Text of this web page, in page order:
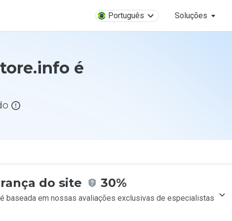
Português Soluções
é
do site 30%
baseada em nossas avaliações exclusivas de especialistas